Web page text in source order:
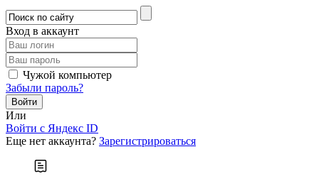
Вход в аккаунт
Чужой компьютер
Забыли пароль?
Или
Войти c Яндекс ID
Еще нет аккаунта? Зарегистрироваться